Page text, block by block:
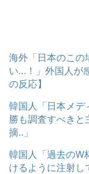
海外「日本のこの
い…！」外国人が
の反応】
韓国人「日本メ
勝も調査すべき
摘‥」
韓国人「過去のW
けるように注射